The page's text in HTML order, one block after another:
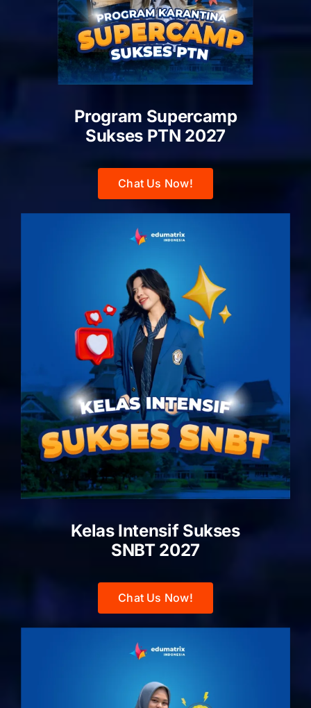
Program Supercamp
Sukses PTN 2027
Chat Us Now!
Kelas Intensif Sukses
SNBT 2027
Chat Us Now!